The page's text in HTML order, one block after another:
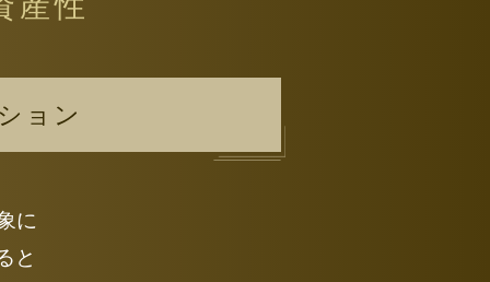
ョン
に
と